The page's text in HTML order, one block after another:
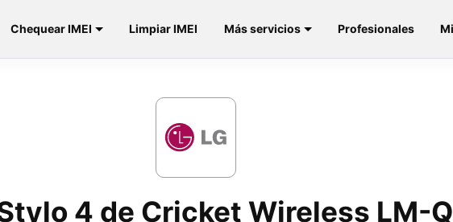
Chequear IMEI Limpiar IMEI Más servicios Profesionales
4 de Cricket Wireless LM-